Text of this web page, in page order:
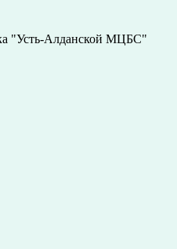
"Усть-Алданской МЦБС"